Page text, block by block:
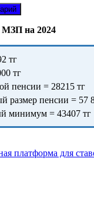
на 2024
тг
тг
пенсии = 28215 тг
размер пенсии = 57
минимум = 43407 тг
платформа для